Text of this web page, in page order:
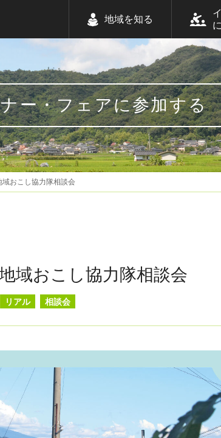
地域を知る
ー・フェアに参加する
おこし協力隊相談会
域おこし協力隊相談会
リアル 相談会